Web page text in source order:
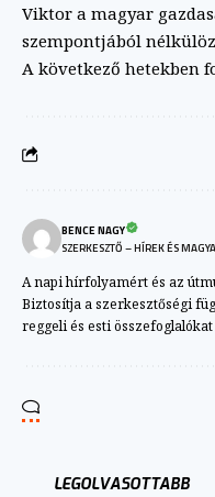
Viktor a magyar
szempontjából
A következő hetekben
BENCE NAGY
SZERKESZTŐ – HÍREK ÉS
A napi hírfolyamért és az
Biztosítja a szerkesztőségi
reggeli és esti
LEGOLVASOTTABB